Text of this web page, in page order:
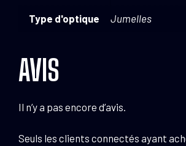
Type d'optique Jumelles
AVIS
Il n’y a pas encore d’avis.
Seuls les clients connectés ayant